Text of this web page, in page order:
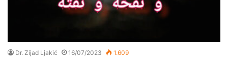
Dr. Zijad Ljakić 16/07/2023 1.609